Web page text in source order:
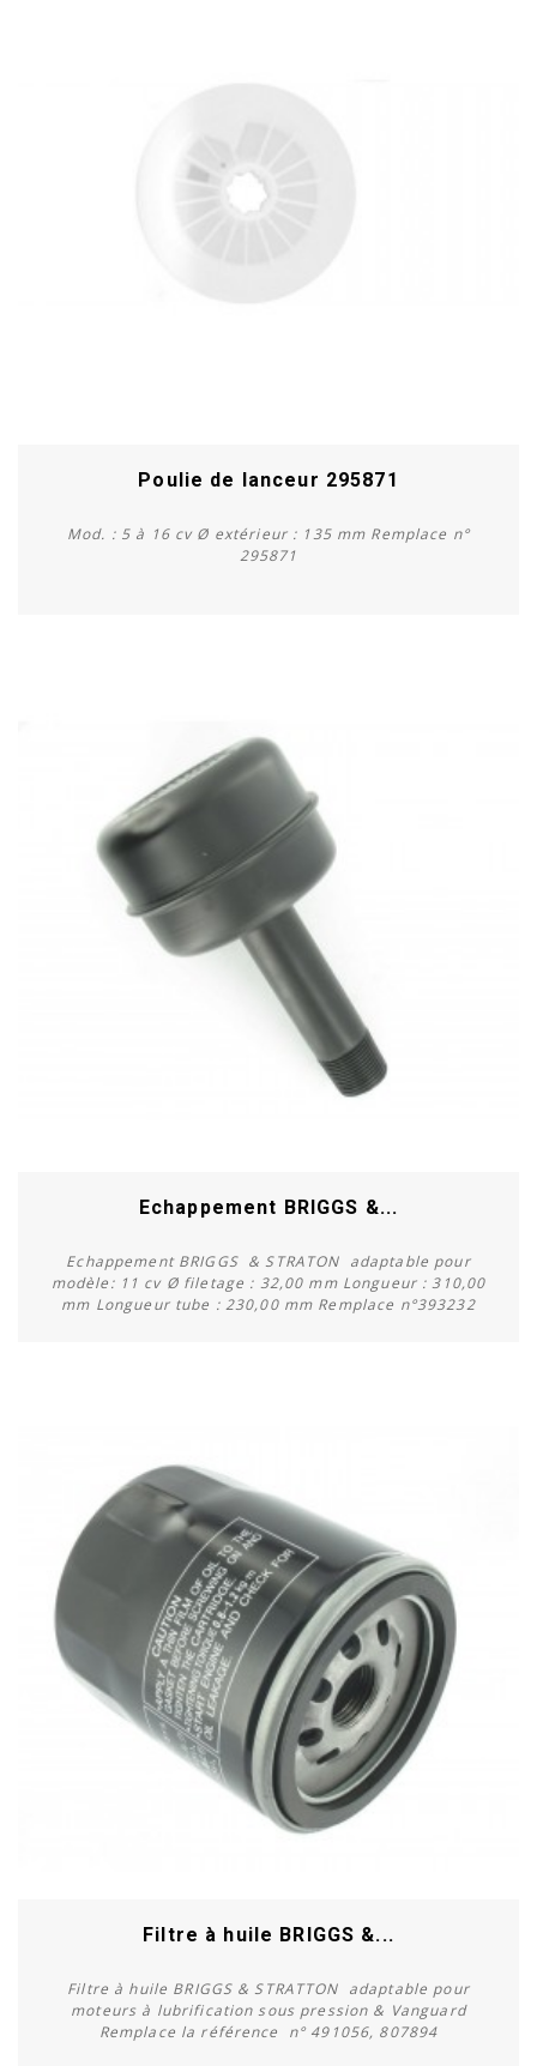
Poulie de lanceur 295871
Mod. : 5 à 16 cv Ø extérieur : 135 mm Remplace n°
295871
Echappement BRIGGS &...
Echappement BRIGGS & STRATON adaptable pour
modèle: 11 cv Ø filetage : 32,00 mm Longueur : 310,00
mm Longueur tube : 230,00 mm Remplace n°393232
Filtre à huile BRIGGS &...
Filtre à huile BRIGGS & STRATTON adaptable pour
moteurs à lubrification sous pression & Vanguard
Remplace la référence n° 491056, 807894